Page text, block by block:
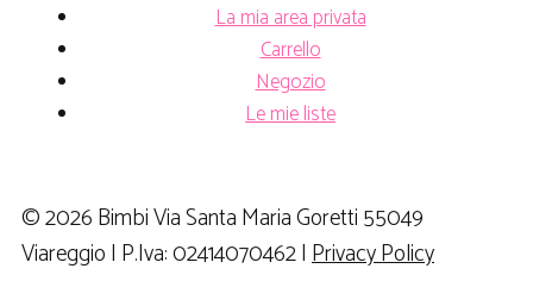
La mia area privata
Carrello
Negozio
Le mie liste
© 2026 Bimbi Via Santa Maria Goretti 55049
Viareggio | P.Iva: 02414070462 |Privacy Policy